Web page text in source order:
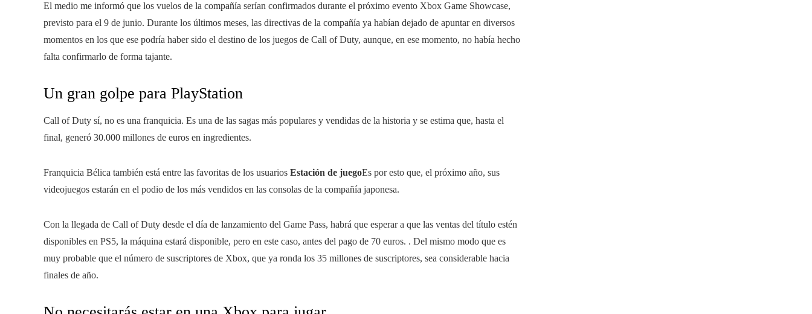
El medio me informó que los vuelos de la compañía serían confirmados durante el próximo evento Xbox Game Showcase,
previsto para el 9 de junio. Durante los últimos meses, las directivas de la compañía ya habían dejado de apuntar en diversos
momentos en los que ese podría haber sido el destino de los juegos de Call of Duty, aunque, en ese momento, no había hecho
falta confirmarlo de forma tajante.
Un gran golpe para PlayStation
Call of Duty sí, no es una franquicia. Es una de las sagas más populares y vendidas de la historia y se estima que, hasta el
final, generó 30.000 millones de euros en ingredientes.
Franquicia Bélica también está entre las favoritas de los usuarios Estación de juegoEs por esto que, el próximo año, sus
videojuegos estarán en el podio de los más vendidos en las consolas de la compañía japonesa.
Con la llegada de Call of Duty desde el día de lanzamiento del Game Pass, habrá que esperar a que las ventas del título estén
disponibles en PS5, la máquina estará disponible, pero en este caso, antes del pago de 70 euros. . Del mismo modo que es
muy probable que el número de suscriptores de Xbox, que ya ronda los 35 millones de suscriptores, sea considerable hacia
finales de año.